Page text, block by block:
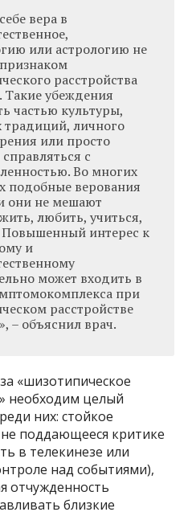
вера в
или астрологию не
расстройства
Такие убеждения
частью культуры,
традиций, личного
или просто
с
Во многих
подобные верования
они не мешают
любить, учиться,
Повышенный интерес к
и
может входить в
при
расстройстве
– объяснил врач.
«шизотипическое
необходим целый
них: стойкое
поддающееся критике
в телекинезе или
над событиями),
отчужденность
близкие